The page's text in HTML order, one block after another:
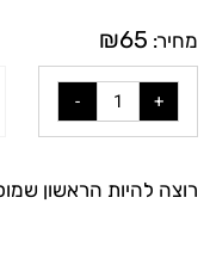
מחיר: ₪65
רוצה להיות הראשון